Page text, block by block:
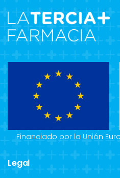
Financiado por la Unión
Legal